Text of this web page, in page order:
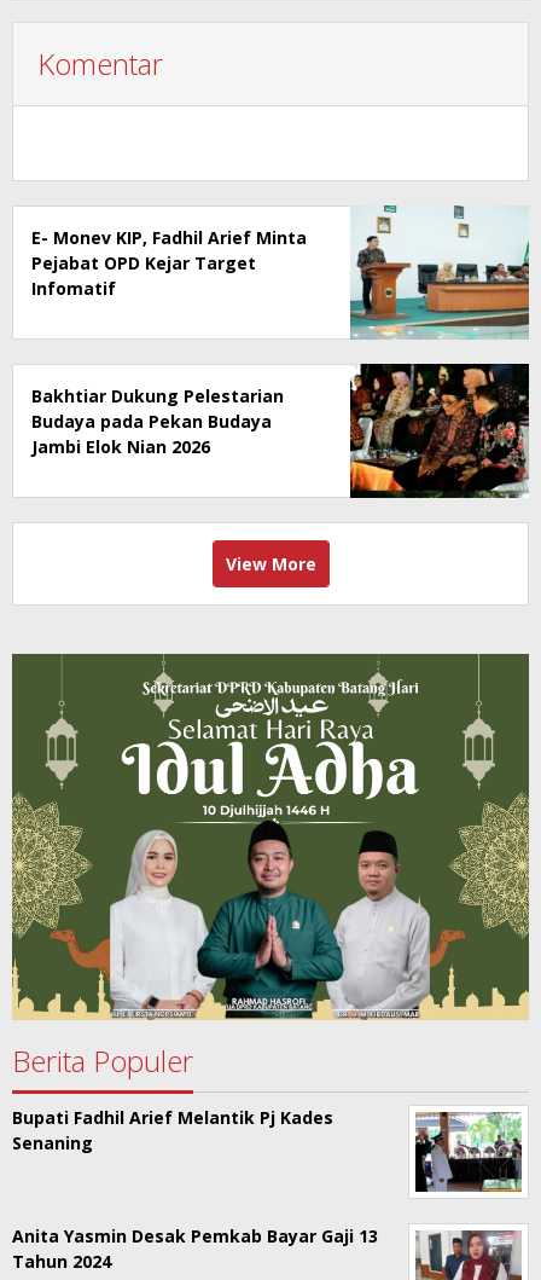
Komentar
E- Monev KIP, Fadhil Arief Minta
Pejabat OPD Kejar Target
Infomatif
Bakhtiar Dukung Pelestarian
Budaya pada Pekan Budaya
Jambi Elok Nian 2026
View More
Berita Populer
Bupati Fadhil Arief Melantik Pj Kades
Senaning
Anita Yasmin Desak Pemkab Bayar Gaji 13
Tahun 2024